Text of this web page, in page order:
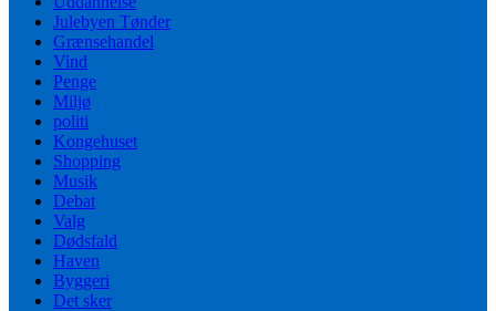
Julebyen Tønder
Grænsehandel
Vind
Penge
Miljø
politi
Kongehuset
Shopping
Musik
Debat
Valg
Dødsfald
Haven
Byggeri
Det sker